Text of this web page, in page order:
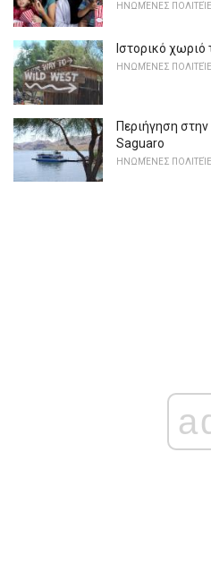
ΗΝΩΜΈΝΕΣ
Ιστορικό
ΗΝΩΜΈΝΕΣ
Περιήγηση
Saguaro
ΗΝΩΜΈΝΕΣ